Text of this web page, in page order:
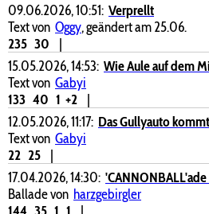
09.06.2026, 10:51: Verprellt
Text von Oggy, geändert am 25.06.
235 30
|
15.05.2026, 14:53: Wie Aule auf dem
Text von Gabyi
133 40 1 +2
|
12.05.2026, 11:17: Das Gullyauto kommt
Text von Gabyi
22 25
|
17.04.2026, 14:30: 'CANNONBALL'ade
Ballade von harzgebirgler
144 35 1 1
|